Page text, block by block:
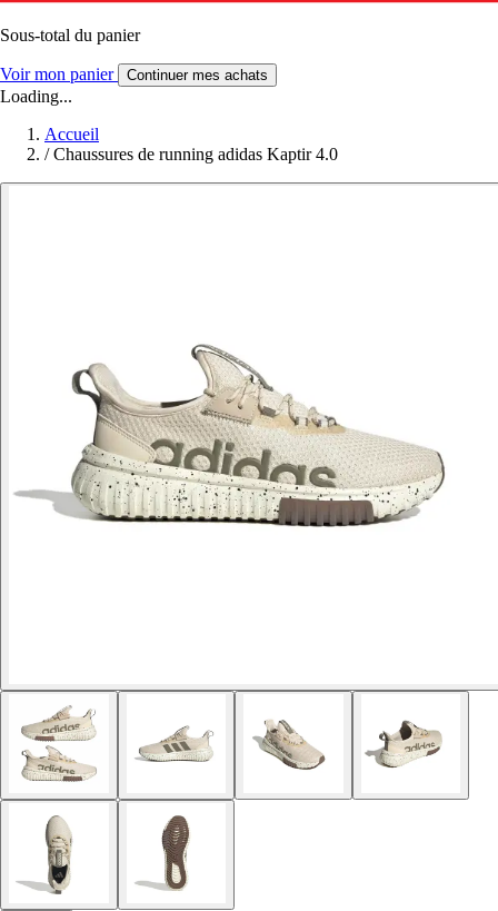
Sous-total du panier
Voir mon panier Continuer mes achats
Loading...
Accueil
/ Chaussures de running adidas Kaptir 4.0